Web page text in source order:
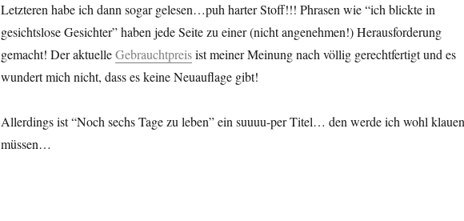
Letzteren habe ich dann sogar gelesen…puh harter Stoff!!! Phrasen wie “ich blickte in
gesichtslose Gesichter” haben jede Seite zu einer (nicht angenehmen!) Herausforderung
gemacht! Der aktuelleGebrauchtpreisist meiner Meinung nach völlig gerechtfertigt und es
wundert mich nicht, dass es keine Neuauflage gibt!
Allerdings ist “Noch sechs Tage zu leben” ein suuuu-per Titel… den werde ich wohl klauen
müssen…